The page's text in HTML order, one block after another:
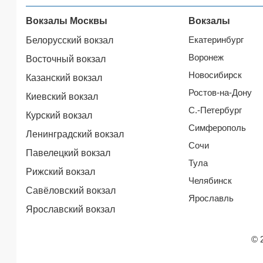
Вокзалы Москвы
Белорусский вокзал
Восточный вокзал
Казанский вокзал
Киевский вокзал
Курский вокзал
Ленинградский вокзал
Павелецкий вокзал
Рижский вокзал
Савёловский вокзал
Ярославский вокзал
Вокзалы
Екатеринбург
Воронеж
Новосибирск
Ростов-на-Дону
С.-Петербург
Симферополь
Сочи
Тула
Челябинск
Ярославль
©